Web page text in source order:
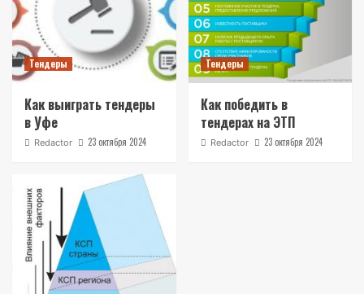
Тендеры
Как выиграть тендеры
в Уфе
Redactor 23 октября 2024
Тендеры
Как победить в
тендерах на ЭТП
Redactor 23 октября 2024